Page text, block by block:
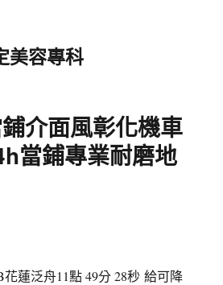
美容專科
介面風彰化機車
當鋪專業耐磨地
蓮泛舟11點 49分 28秒 給可降